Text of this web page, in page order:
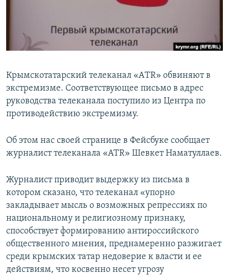
КРЫМ.НЕПОКОРЕННЫЙ
ELIFBE
Все сайты RFE/RL
Крымскотатарский телеканал «АTR» обвиняют в
экстремизме. Соответствующее письмо в адрес
руководства телеканала поступило из Центра по
противодействию экстремизму.
Об этом нас своей странице в Фейсбуке сообщает
журналист телеканала «АТR» Шевкет Наматуллаев.
Журналист приводит выдержку из письма в
котором сказано, что телеканал «упорно
закладывает мысль о возможных репрессиях по
национальному и религиозному признаку,
способствует формированию антироссийского
общественного мнения, преднамеренно разжигает
среди крымских татар недоверие к власти и ее
действиям, что косвенно несет угрозу